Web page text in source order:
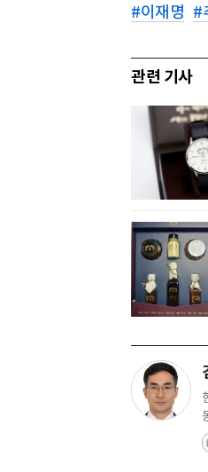
#이재명 #
관련 기사